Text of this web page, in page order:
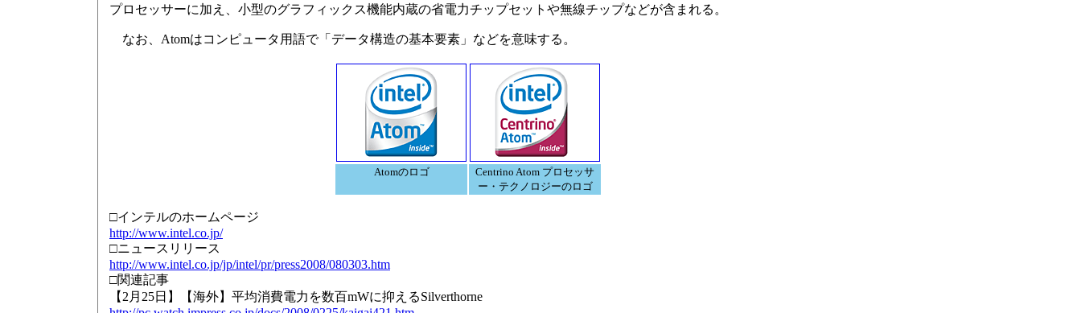
プロセッサーに加え、小型のグラフィックス機能内蔵の省電力チップセットや無線チップなどが含まれる。
なお、Atomはコンピュータ用語で「データ構造の基本要素」などを意味する。
Atomのロゴ
Centrino Atom プロセッサ
ー・テクノロジーのロゴ
□インテルのホームページ
http://www.intel.co.jp/
□ニュースリリース
http://www.intel.co.jp/jp/intel/pr/press2008/080303.htm
□関連記事
【2月25日】【海外】平均消費電力を数百mWに抑えるSilverthorne